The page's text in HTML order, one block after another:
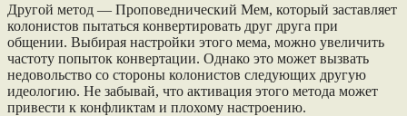
Другой метод — Проповеднический Мем, который заставляет
колонистов пытаться конвертировать друг друга при
общении. Выбирая настройки этого мема, можно увеличить
частоту попыток конвертации. Однако это может вызвать
недовольство со стороны колонистов следующих другую
идеологию. Не забывай, что активация этого метода может
привести к конфликтам и плохому настроению.